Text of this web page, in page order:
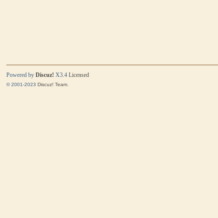
Powered byDiscuz! X3.4 Licensed
© 2001-2023Discuz! Team